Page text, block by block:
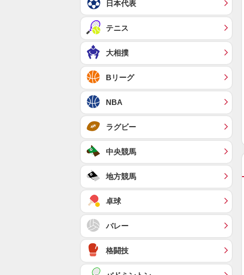
日本代表
テニス
大相撲
Bリーグ
NBA
ラグビー
中央競馬
地方競馬
卓球
バレー
格闘技